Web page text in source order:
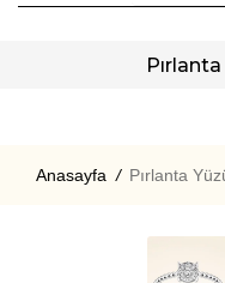
Anasayfa / Pırlanta